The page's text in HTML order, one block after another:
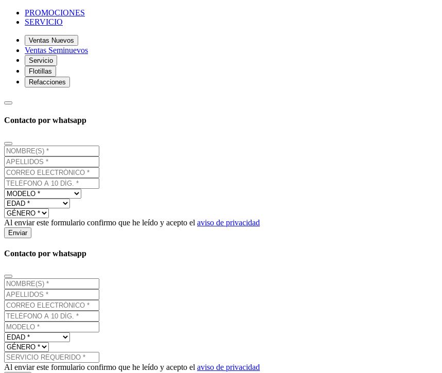
PROMOCIONES
SERVICIO
Ventas Nuevos
Ventas Seminuevos
Servicio
Flotillas
Refacciones
Contacto por whatsapp
Al enviar este formulario confirmo que he leído y acepto el aviso de privacidad
Enviar
Contacto por whatsapp
Al enviar este formulario confirmo que he leído y acepto el aviso de privacidad